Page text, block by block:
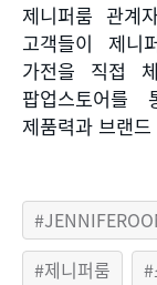
제니퍼룸 관계
고객들이 제니
가전을 직접
팝업스토어를
제품력과 브랜
제니퍼룸